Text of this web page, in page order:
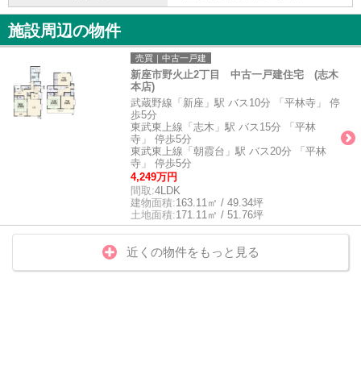
施設周辺の物件
売買｜中古一戸建
新座市野火止2丁目 中古一戸建住宅 (志木
本店)
武蔵野線「新座」駅 バス10分 「平林寺」 停
歩5分
東武東上線「志木」駅 バス15分 「平林
寺」 停歩5分
東武東上線「朝霞台」駅 バス20分 「平林
寺」 停歩5分
4,249万円
間取:4LDK
建物面積:163.11㎡ / 49.34坪
土地面積:171.11㎡ / 51.76坪
近くの物件をもっと見る